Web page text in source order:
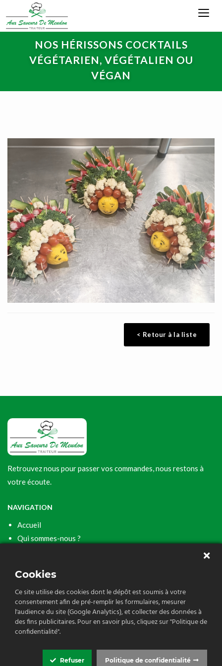
NOS HÉRISSONS COCKTAILS
VÉGÉTARIEN, VÉGÉTALIEN OU
VÉGAN
< Retour à la liste
Retrouvez nous pour passer vos commandes, nous restons à
votre écoute.
NAVIGATION
Accueil
Qui sommes-nous ?
06 80 13 37 93
osaveursdemeudon92@gmail.com
Cookies
Ce site utilise des cookies dont le dépôt est soumis à votre
consentement afin de pré-remplir les formulaires, mesurer
l'audience du site (Google Analytics), et collecter des données à
des fins publicitaires. Pour en savoir plus, cliquez sur "Politique de
confidentialité".
Politique de confidentialité
Refuser